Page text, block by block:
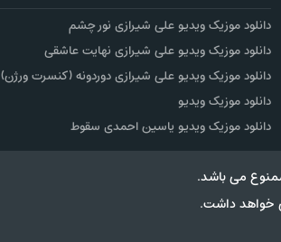
دانلود موزیک ویدیو علی شیرازی نور چشم
دانلود موزیک ویدیو علی شیرازی نهایت عاشقی
دانلود موزیک ویدیو علی شیرازی دوردونه (کنسرت ورژن)
دانلود موزیک ویدیو
دانلود موزیک ویدیو یاسین احمدی سقوط
می باشد.